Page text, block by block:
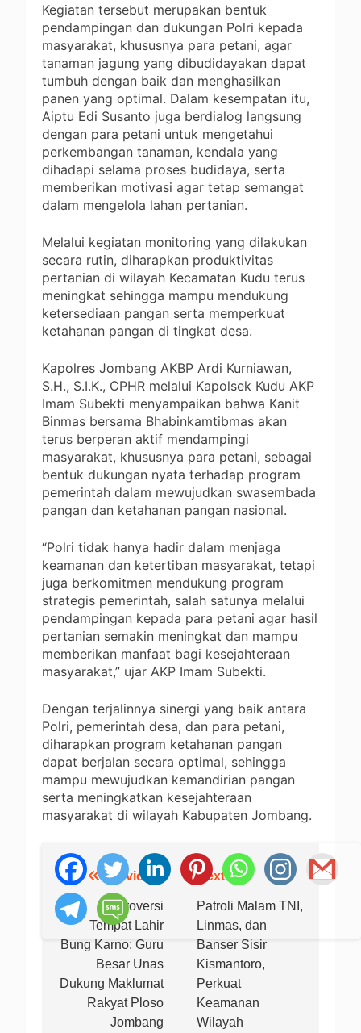
Kegiatan tersebut merupakan bentuk
pendampingan dan dukungan Polri kepada
masyarakat, khususnya para petani, agar
tanaman jagung yang dibudidayakan dapat
tumbuh dengan baik dan menghasilkan
panen yang optimal. Dalam kesempatan itu,
Aiptu Edi Susanto juga berdialog langsung
dengan para petani untuk mengetahui
perkembangan tanaman, kendala yang
dihadapi selama proses budidaya, serta
memberikan motivasi agar tetap semangat
dalam mengelola lahan pertanian.
Melalui kegiatan monitoring yang dilakukan
secara rutin, diharapkan produktivitas
pertanian di wilayah Kecamatan Kudu terus
meningkat sehingga mampu mendukung
ketersediaan pangan serta memperkuat
ketahanan pangan di tingkat desa.
Kapolres Jombang AKBP Ardi Kurniawan,
S.H., S.I.K., CPHR melalui Kapolsek Kudu AKP
Imam Subekti menyampaikan bahwa Kanit
Binmas bersama Bhabinkamtibmas akan
terus berperan aktif mendampingi
masyarakat, khususnya para petani, sebagai
bentuk dukungan nyata terhadap program
pemerintah dalam mewujudkan swasembada
pangan dan ketahanan pangan nasional.
“Polri tidak hanya hadir dalam menjaga
keamanan dan ketertiban masyarakat, tetapi
juga berkomitmen mendukung program
strategis pemerintah, salah satunya melalui
pendampingan kepada para petani agar hasil
pertanian semakin meningkat dan mampu
memberikan manfaat bagi kesejahteraan
masyarakat,” ujar AKP Imam Subekti.
Dengan terjalinnya sinergi yang baik antara
Polri, pemerintah desa, dan para petani,
diharapkan program ketahanan pangan
dapat berjalan secara optimal, sehingga
mampu mewujudkan kemandirian pangan
serta meningkatkan kesejahteraan
masyarakat di wilayah Kabupaten Jombang.
Navigasi
pos
Previous:
Kontroversi
Tempat Lahir
Bung Karno: Guru
Besar Unas
Dukung Maklumat
Rakyat Ploso
Jombang
Next:
Patroli Malam TNI,
Linmas, dan
Banser Sisir
Kismantoro,
Perkuat
Keamanan
Wilayah